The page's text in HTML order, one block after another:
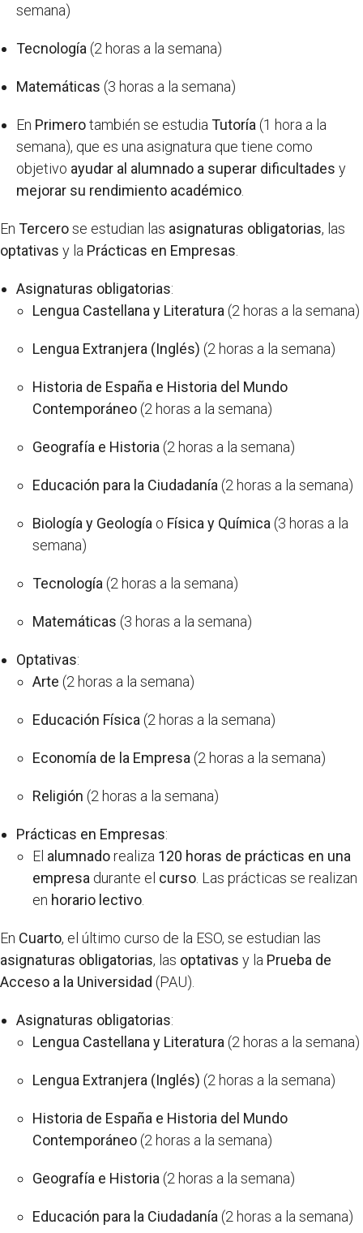
semana)
Tecnología (2 horas a la semana)
Matemáticas (3 horas a la semana)
En Primerotambién se estudia Tutoría (1 hora a la
semana), que es una asignatura que tiene como
objetivo ayudar al alumnado a superar dificultades y
mejorar su rendimiento académico
En Tercerose estudian las asignaturas obligatorias, las
optativas y la Prácticas en Empresas
Asignaturas obligatorias:
Lengua Castellana y Literatura (2 horas a la semana)
Lengua Extranjera (Inglés) (2 horas a la semana)
Historia de España e Historia del Mundo
Contemporáneo (2 horas a la semana)
Geografía e Historia (2 horas a la semana)
Educación para la Ciudadanía (2 horas a la semana)
Biología y Geología o Física y Química (3 horas a la
semana)
Tecnología (2 horas a la semana)
Matemáticas (3 horas a la semana)
Optativas:
Arte (2 horas a la semana)
Educación Física (2 horas a la semana)
Economía de la Empresa (2 horas a la semana)
Religión (2 horas a la semana)
Prácticas en Empresas:
El alumnadorealiza 120 horas de prácticas en una
empresa durante el curso . Las prácticas se realizan
en horario lectivo
En Cuarto, el último curso de la ESO, se estudian las
asignaturas obligatorias, las optativas y la Prueba de
Acceso a la Universidad (PAU).
Asignaturas obligatorias:
Lengua Castellana y Literatura (2 horas a la semana)
Lengua Extranjera (Inglés) (2 horas a la semana)
Historia de España e Historia del Mundo
Contemporáneo (2 horas a la semana)
Geografía e Historia (2 horas a la semana)
Educación para la Ciudadanía (2 horas a la semana)